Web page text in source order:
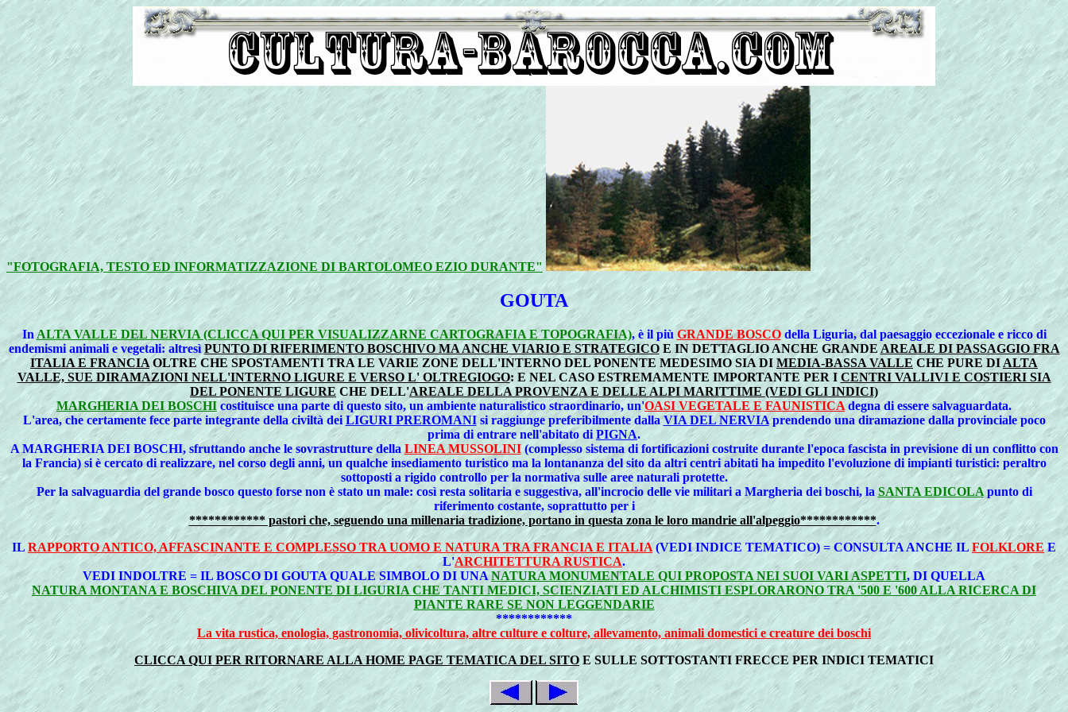
"FOTOGRAFIA, TESTO ED INFORMATIZZAZIONE DI BARTOLOMEO EZIO DURANTE"
GOUTA
InALTA VALLE DEL NERVIA (CLICCA QUI PER VISUALIZZARNE CARTOGRAFIA E TOPOGRAFIA), è il più GRANDE BOSCOdella Liguria, dal paesaggio eccezionale e ricco di
endemismi animali e vegetali: altresì PUNTO DI RIFERIMENTO BOSCHIVO MA ANCHE VIARIO E STRATEGICOE IN DETTAGLIO ANCHE GRANDEAREALE DI PASSAGGIO FRA
ITALIA E FRANCIA OLTRE CHE SPOSTAMENTI TRA LE VARIE ZONE DELL'INTERNO DEL PONENTE MEDESIMO SIA DI MEDIA-BASSA VALLE CHE PURE DIALTA
VALLE, SUE DIRAMAZIONI NELL'INTERNO LIGURE E VERSO L' OLTREGIOGO: E NEL CASO ESTREMAMENTE IMPORTANTE PER I CENTRI VALLIVI E COSTIERI SIA
DEL PONENTE LIGURE CHE DELL'AREALE DELLA PROVENZA E DELLE ALPI MARITTIME (VEDI GLI INDICI)
MARGHERIA DEI BOSCHI costituisce una parte di questo sito, un ambiente naturalistico straordinario, un'OASI VEGETALE E FAUNISTICAdegna di essere salvaguardata.
L'area, che certamente fece parte integrante della civiltà deiLIGURI PREROMANIsi raggiunge preferibilmente dallaVIA DEL NERVIAprendendo una diramazione dalla provinciale poco
prima di entrare nell'abitato diPIGNA.
A MARGHERIA DEI BOSCHI, sfruttando anche le sovrastrutture della LINEA MUSSOLINI(complesso sistema di fortificazioni costruite durante l'epoca fascista in previsione di un conflitto con
la Francia) si è cercato di realizzare, nel corso degli anni, un qualche insediamento turistico ma la lontananza del sito da altri centri abitati ha impedito l'evoluzione di impianti turistici: peraltro
sottoposti a rigido controllo per la normativa sulle aree naturali protette.
Per la salvaguardia del grande bosco questo forse non è stato un male: così resta solitaria e suggestiva, all'incrocio delle vie militari a Margheria dei boschi, la SANTA EDICOLApunto di
riferimento costante, soprattutto per i
************ pastori che, seguendo una millenaria tradizione, portano in questa zona le loro mandrie all'alpeggio************.
IL RAPPORTO ANTICO, AFFASCINANTE E COMPLESSO TRA UOMO E NATURA TRA FRANCIA E ITALIA(VEDI INDICE TEMATICO) = CONSULTA ANCHE IL FOLKLOREE
L'ARCHITETTURA RUSTICA.
VEDI INDOLTRE = IL BOSCO DI GOUTA QUALE SIMBOLO DI UNANATURA MONUMENTALE QUI PROPOSTA NEI SUOI VARI ASPETTI, DI QUELLA
NATURA MONTANA E BOSCHIVA DEL PONENTE DI LIGURIA CHE TANTI MEDICI, SCIENZIATI ED ALCHIMISTI ESPLORARONO TRA '500 E '600 ALLA RICERCA DI
PIANTE RARE SE NON LEGGENDARIE
************
La vita rustica, enologia, gastronomia, olivicoltura, altre culture e colture, allevamento, animali domestici e creature dei boschi
CLICCA QUI PER RITORNARE ALLA HOME PAGE TEMATICA DEL SITO E SULLE SOTTOSTANTI FRECCE PER INDICI TEMATICI